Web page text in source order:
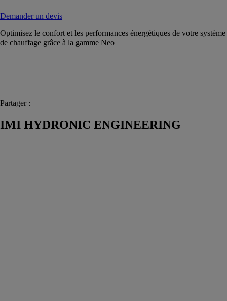
Demander un devis
Optimisez le confort et les performances énergétiques de votre système
de chauffage grâce à la gamme Neo
Partager :
IMI HYDRONIC ENGINEERING